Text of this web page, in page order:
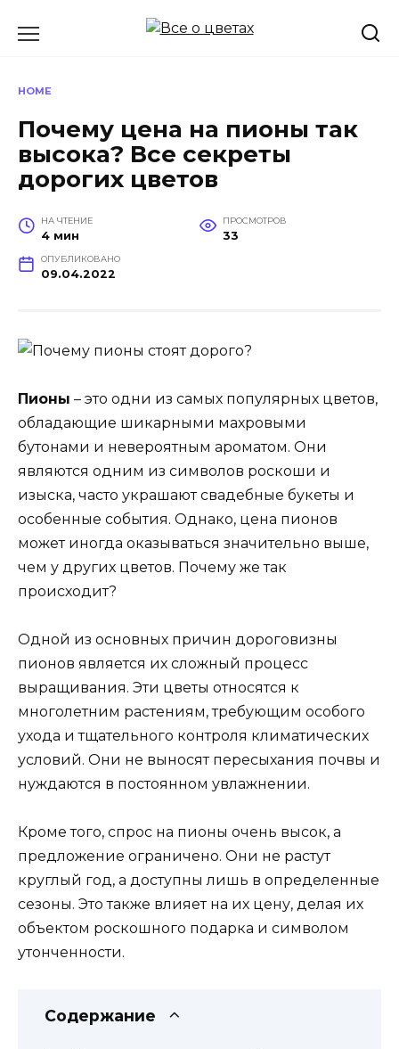
HOME
Почему цена на пионы так
высока? Все секреты
дорогих цветов
НА ЧТЕНИЕ
4 мин
ПРОСМОТРОВ
33
ОПУБЛИКОВАНО
09.04.2022
Пионы – это одни из самых популярных цветов,
обладающие шикарными махровыми
бутонами и невероятным ароматом. Они
являются одним из символов роскоши и
изыска, часто украшают свадебные букеты и
особенные события. Однако, цена пионов
может иногда оказываться значительно выше,
чем у других цветов. Почему же так
происходит?
Одной из основных причин дороговизны
пионов является их сложный процесс
выращивания. Эти цветы относятся к
многолетним растениям, требующим особого
ухода и тщательного контроля климатических
условий. Они не выносят пересыхания почвы и
нуждаются в постоянном увлажнении.
Кроме того, спрос на пионы очень высок, а
предложение ограничено. Они не растут
круглый год, а доступны лишь в определенные
сезоны. Это также влияет на их цену, делая их
объектом роскошного подарка и символом
утонченности.
Содержание